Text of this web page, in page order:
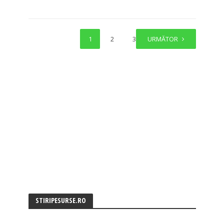
1 2 3 URMĂTOR
STIRIPESURSE.RO